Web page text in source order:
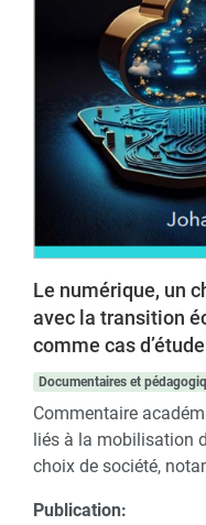
Le numérique, un
avec la transition
comme cas d’étude
Documentaires et
Commentaire
liés à la mobilisation
choix de société,
Publication: